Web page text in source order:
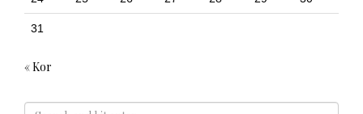
31
« Kor